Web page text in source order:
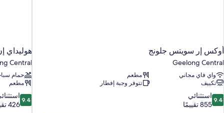
أوكس إر سويتس جلونج
Geelong Central
واي فاي مجاني
مطعم
تكييف
تتوفر وجبة إفطار
9.4
من
9.4 استثنائي
855 تقييمًا
هوليداي
Central
حمام
مطعم
9.4
من
9.4
426 تقييمًا